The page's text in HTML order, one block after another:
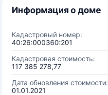
Информация о доме
Кадастровый номер:
40:26:000360:201
Кадастровая стоимость:
117 385 278,77
Дата обновления стоимости:
01.01.2021